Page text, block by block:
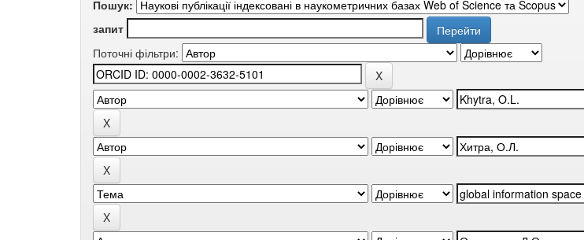
Пошук:
запит
Поточні фільтри: